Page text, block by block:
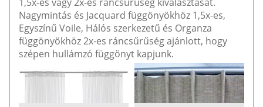
Nagymintás és Jacquard függönyökhöz 1,5x-es,
Egyszínű Voile, Hálós szerkezetű és Organza
függönyökhöz 2x-es ráncsűrűség ajánlott, hogy
szépen hullámzó függönyt kapjunk.